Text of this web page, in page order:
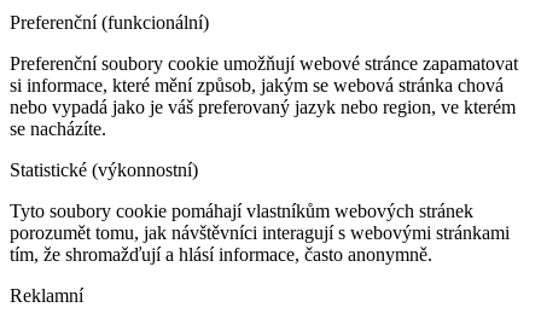
Preferenční (funkcionální)
Preferenční soubory cookie umožňují webové stránce zapamatovat
si informace, které mění způsob, jakým se webová stránka chová
nebo vypadá jako je váš preferovaný jazyk nebo region, ve kterém
se nacházíte.
Statistické (výkonnostní)
Tyto soubory cookie pomáhají vlastníkům webových stránek
porozumět tomu, jak návštěvníci interagují s webovými stránkami
tím, že shromažďují a hlásí informace, často anonymně.
Reklamní